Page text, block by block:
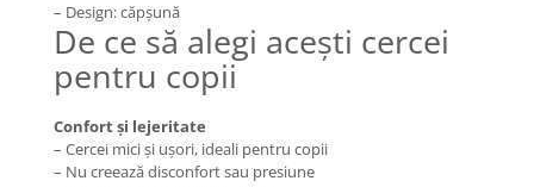
Brățări din Aur cu șnur reglabil
Brățări din Argint cu șnur reglabil
BRĂȚĂRI CU PIETRE SEMIPREȚIOASE
Brățări din Aur cu pietre
semiprețioase
Brățări din Argint cu pietre
– Design: căpșună
De ce să alegi acești cercei
pentru copii
Confort și lejeritate
– Cercei mici și ușori, ideali pentru copii
– Nu creează disconfort sau presiune